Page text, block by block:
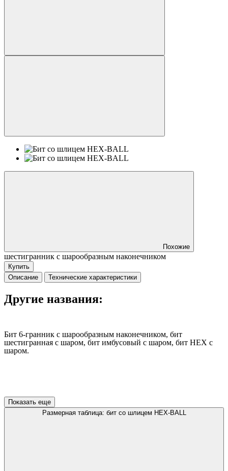
Похожие
шестигранник с шарообразным наконечником
Купить
Описание
Технические характеристики
Другие названия:
Бит 6-гранник с шарообразным наконечником, бит
шестигранная с шаром, бит имбусовый с шаром, бит HEX с
шаром.
Показать еще
Размерная таблица: бит со шлицем HEX-BALL